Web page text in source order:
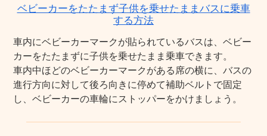
ベビーカーをたたまず子供を乗せたままバスに乗車
する方法
車内にベビーカーマークが貼られているバスは、ベビー
カーをたたまずに子供を乗せたまま乗車できます。
車内中ほどのベビーカーマークがある席の横に、バスの
進行方向に対して後ろ向きに停めて補助ベルトで固定
し、ベビーカーの車輪にストッパーをかけましょう。